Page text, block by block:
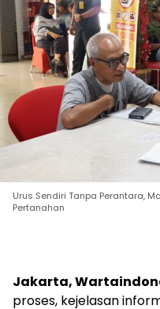
Urus Sendiri Tanpa Perantara,
Pertanahan
Jakarta,
proses, kejelasan